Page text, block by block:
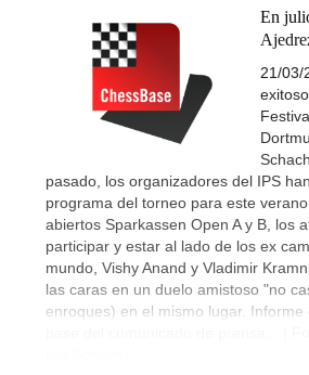
En
21/03/
pasado, los organizadores del IPS
programa del torneo para este
abiertos Sparkassen Open A y B, los
participar y estar al lado de los ex
mundo, Vishy Anand y Vladimir
las caras en un duelo amistoso "no
enroques) en el mismo lugar. Informe